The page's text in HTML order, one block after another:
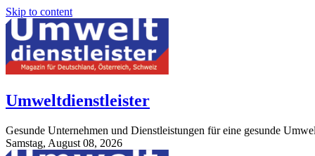
Skip to content
Umweltdienstleister
Gesunde Unternehmen und Dienstleistungen für eine gesunde
Samstag, August 08, 2026